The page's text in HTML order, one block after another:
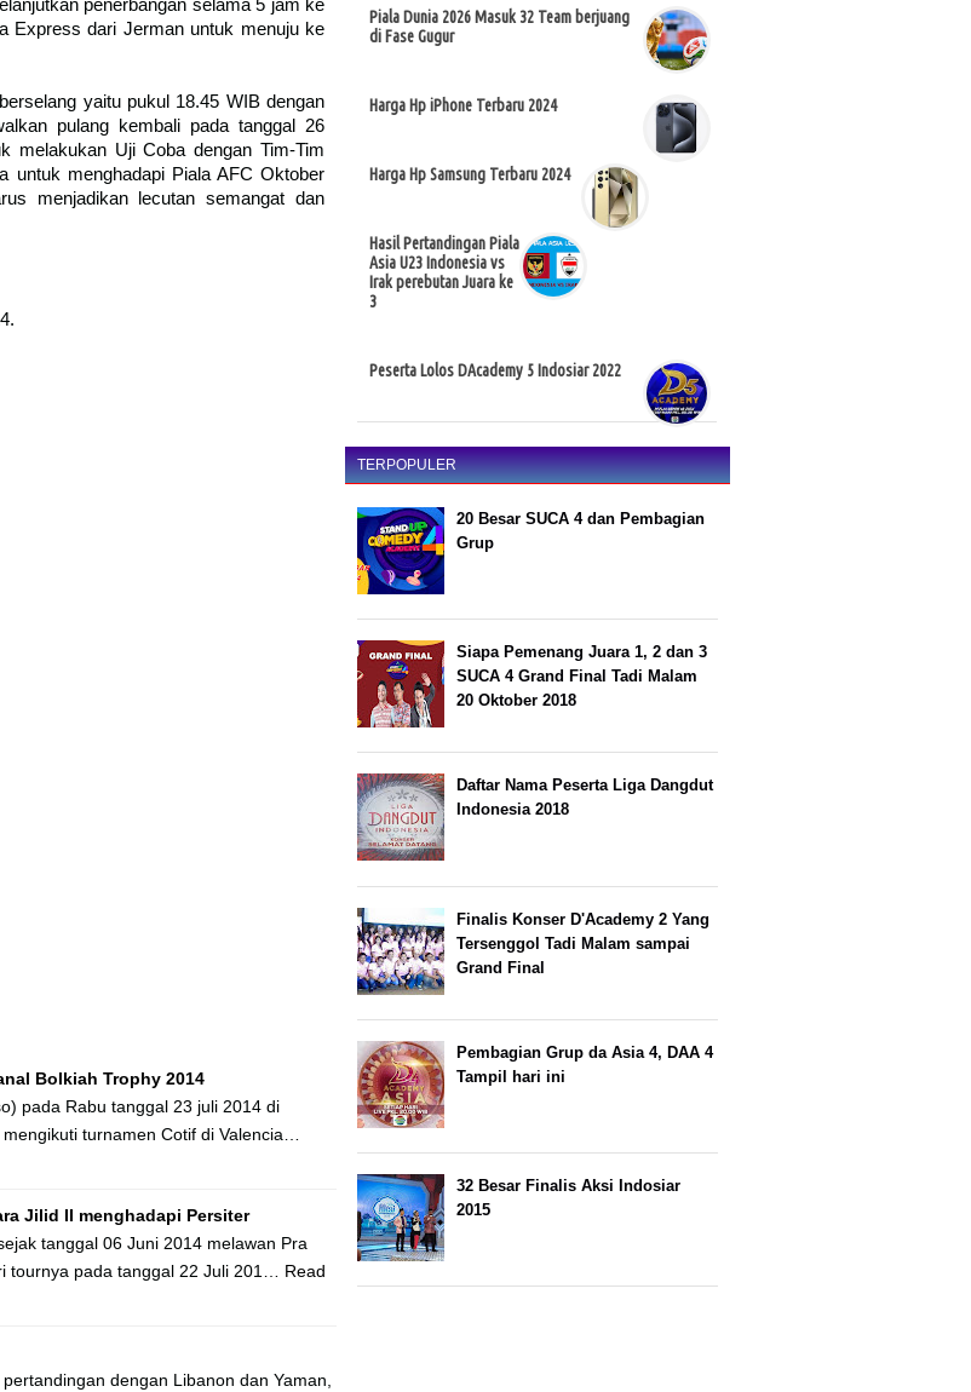
penerbangan selama 5 jam ke
Express dari Jerman untuk menuju ke
yaitu pukul 18.45 WIB dengan
pulang kembali pada tanggal 26
melakukan Uji Coba dengan Tim-Tim
untuk menghadapi Piala AFC Oktober
menjadikan lecutan semangat dan
Bolkiah Trophy 2014
pada Rabu tanggal 23 juli 2014 di
turnamen Cotif di Valencia…
Jilid II menghadapi Persiter
tanggal 06 Juni 2014 melawan Pra
tournya pada tanggal 22 Juli 201… Read
dengan Libanon dan Yaman,
Piala Dunia 2026 Masuk 32 Team berjuang
di Fase Gugur
Harga Hp iPhone Terbaru 2024
Harga Hp Samsung Terbaru 2024
Hasil Pertandingan Piala
Asia U23 Indonesia vs
Irak perebutan Juara ke
3
Peserta Lolos DAcademy 5 Indosiar 2022
TERPOPULER
20 Besar SUCA 4 dan Pembagian
Grup
Siapa Pemenang Juara 1, 2 dan 3
SUCA 4 Grand Final Tadi Malam
20 Oktober 2018
Daftar Nama Peserta Liga Dangdut
Indonesia 2018
Finalis Konser D'Academy 2 Yang
Tersenggol Tadi Malam sampai
Grand Final
Pembagian Grup da Asia 4, DAA 4
Tampil hari ini
32 Besar Finalis Aksi Indosiar
2015